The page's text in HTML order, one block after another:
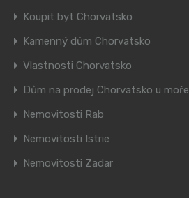
Koupit byt Chorvatsko
Kamenný dům Chorvatsko
Vlastnosti Chorvatsko
Dům na prodej Chorvatsko u moře
Nemovitosti Rab
Nemovitosti Istrie
Nemovitosti Zadar